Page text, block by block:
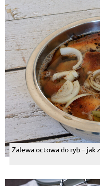
Zalewa octowa do ryb – jak